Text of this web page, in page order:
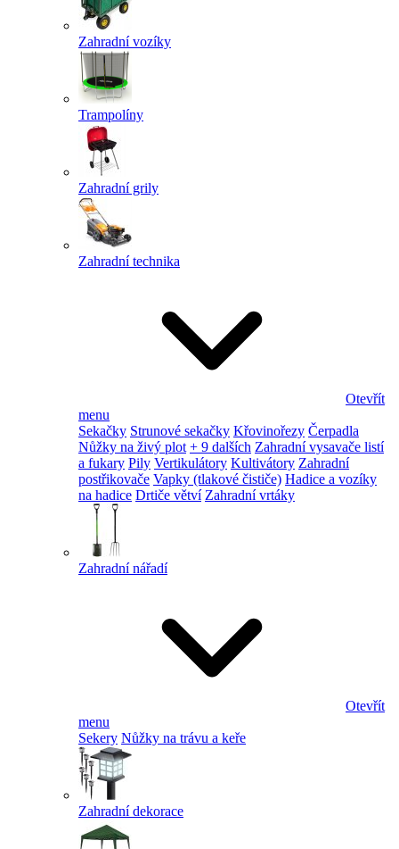
Zahradní vozíky
Trampolíny
Zahradní grily
Zahradní technika
Otevřít
menu
Sekačky Strunové sekačky Křovinořezy Čerpadla
Nůžky na živý plot + 9 dalších Zahradní vysavače listí
a fukary Pily Vertikulátory Kultivátory Zahradní
postřikovače Vapky (tlakové čističe) Hadice a vozíky
na hadice Drtiče větví Zahradní vrtáky
Zahradní nářadí
Otevřít
menu
Sekery Nůžky na trávu a keře
Zahradní dekorace